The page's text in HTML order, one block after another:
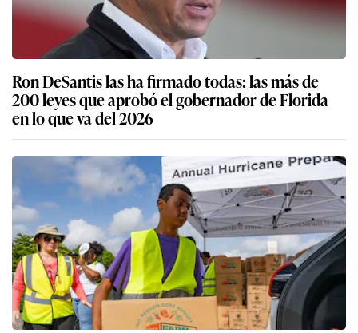
Ron DeSantis las ha firmado todas: las más de
200 leyes que aprobó el gobernador de Florida
en lo que va del 2026